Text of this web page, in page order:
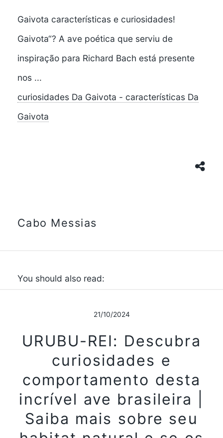
Gaivota características e curiosidades!
Gaivota“? A ave poética que serviu de
inspiração para Richard Bach está presente
nos ...
curiosidades Da Gaivota - características Da
Gaivota
Cabo Messias
You should also read:
21/10/2024
URUBU-REI: Descubra
curiosidades e
comportamento desta
incrível ave brasileira |
Saiba mais sobre seu